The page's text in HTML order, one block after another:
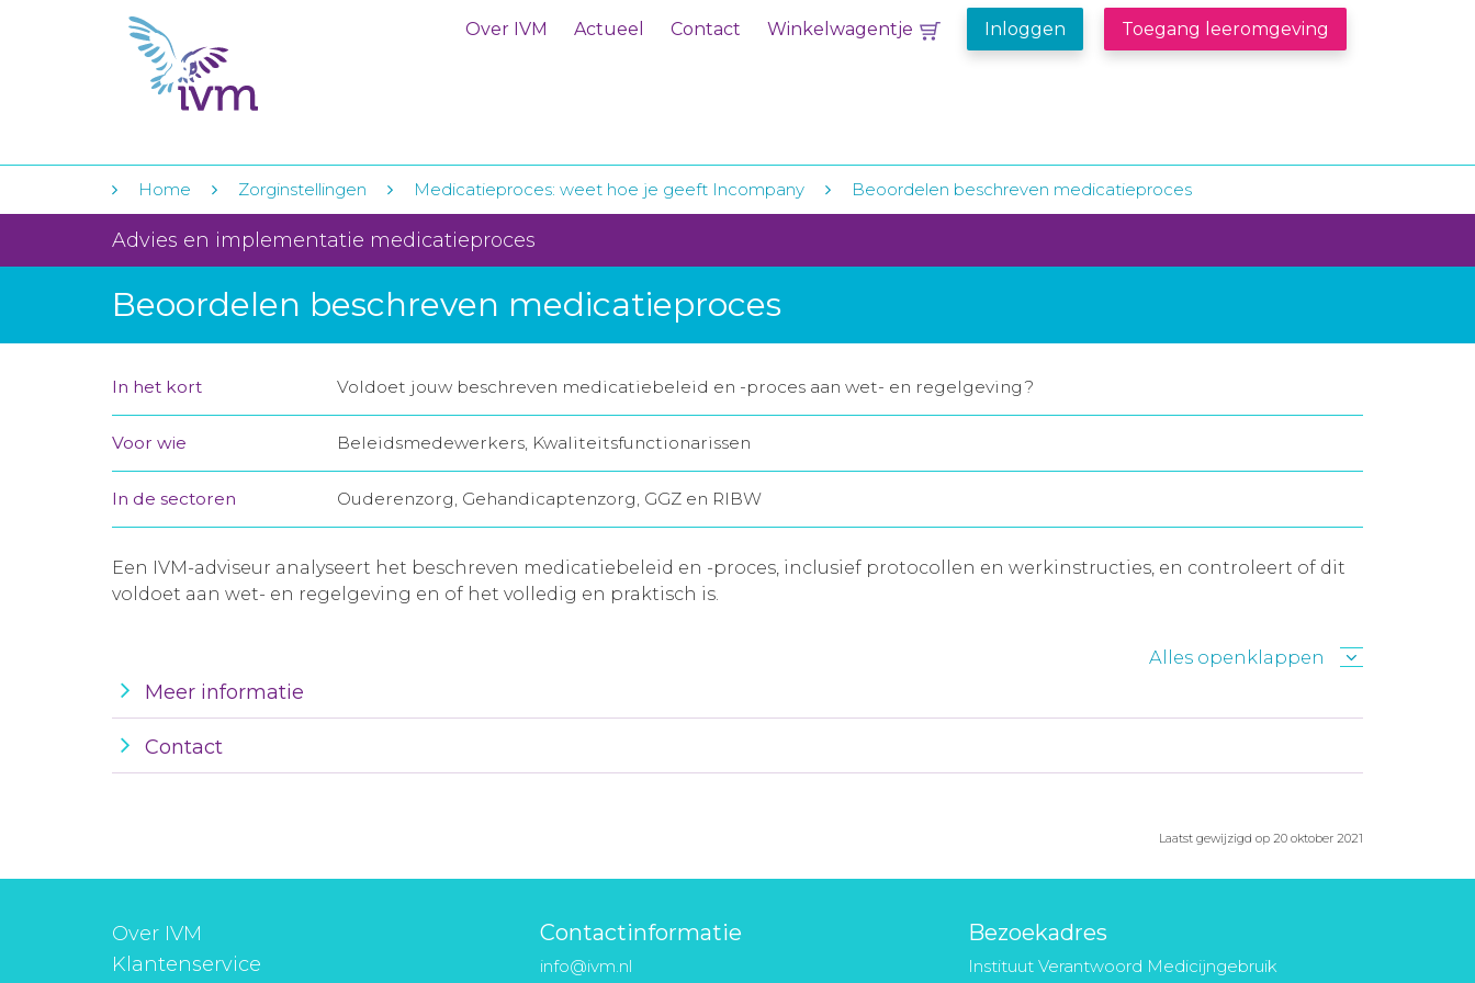
Over IVM Actueel Contact Winkelwagentje Inloggen Toegang leeromgeving
Home Zorginstellingen Medicatieproces: weet hoe je geeft Incompany Beoordelen beschreven medicatieproces
Advies en implementatie medicatieproces
Beoordelen beschreven medicatieproces
In het kort Voldoet jouw beschreven medicatiebeleid en -proces aan wet- en regelgeving?
Voor wie Beleidsmedewerkers, Kwaliteitsfunctionarissen
In de sectoren Ouderenzorg, Gehandicaptenzorg, GGZ en RIBW
Een IVM-adviseur analyseert het beschreven medicatiebeleid en -proces, inclusief protocollen en werkinstructies, en controleert of dit
voldoet aan wet- en regelgeving en of het volledig en praktisch is.
Alles openklappen
Meer informatie
Contact
Laatst gewijzigd op 20 oktober 2021
Over IVM
Klantenservice
Contactinformatie
info@ivm.nl
Bezoekadres
Instituut Verantwoord Medicijngebruik